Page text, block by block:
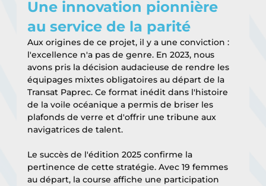
Une innovation pionnière
au service de la parité
Aux origines de ce projet, il y a une conviction :
l'excellence n'a pas de genre. En 2023, nous
avons pris la décision audacieuse de rendre les
équipages mixtes obligatoires au départ de la
Transat Paprec. Ce format inédit dans l'histoire
de la voile océanique a permis de briser les
plafonds de verre et d'offrir une tribune aux
navigatrices de talent.
Le succès de l'édition 2025 confirme la
pertinence de cette stratégie. Avec 19 femmes
au départ, la course affiche une participation